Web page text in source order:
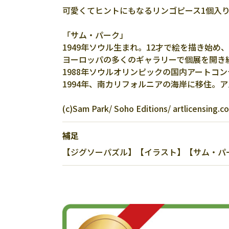
可愛くてヒントにもなるリンゴピース1個入
「サム・パーク」
1949年ソウル生まれ。12才で絵を描き始め
ヨーロッパの多くのギャラリーで個展を開き
1988年ソウルオリンピックの国内アートコ
1994年、南カリフォルニアの海岸に移住。
(c)Sam Park/ Soho Editions/
補足
【ジグソーパズル】【イラスト】【サム・